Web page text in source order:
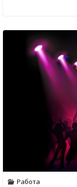
Работа